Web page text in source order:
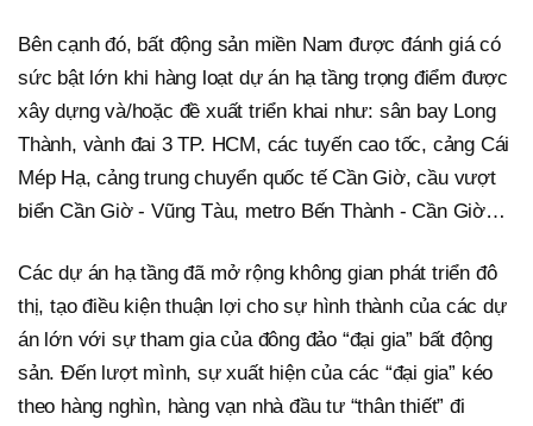
Bên cạnh đó, bất động sản miền Nam được đánh giá có
sức bật lớn khi hàng loạt dự án hạ tầng trọng điểm được
xây dựng và/hoặc đề xuất triển khai như: sân bay Long
Thành, vành đai 3 TP. HCM, các tuyến cao tốc, cảng Cái
Mép Hạ, cảng trung chuyển quốc tế Cần Giờ, cầu vượt
biển Cần Giờ - Vũng Tàu, metro Bến Thành - Cần Giờ…
Các dự án hạ tầng đã mở rộng không gian phát triển đô
thị, tạo điều kiện thuận lợi cho sự hình thành của các dự
án lớn với sự tham gia của đông đảo “đại gia” bất động
sản. Đến lượt mình, sự xuất hiện của các “đại gia” kéo
theo hàng nghìn, hàng vạn nhà đầu tư “thân thiết” đi